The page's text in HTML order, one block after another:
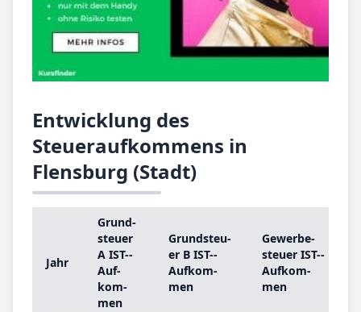
Entwicklung des
Steueraufkommens in
Flensburg (Stadt)
Jahr
Grund­
steu­er
A IST-­
Auf­
kom­
men
Grund­steu­
er B IST-­
Auf­kom­
men
Ge­wer­be­
steu­er IST-­
Auf­kom­
men